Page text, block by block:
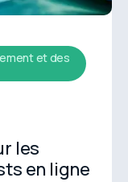
et des
les
en ligne